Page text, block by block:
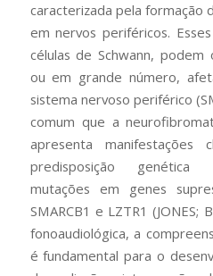
caracterizada pela formação
em nervos periféricos.
células de Schwann,
ou em grande número,
sistema nervoso periférico
comum que a
apresenta manifestações
predisposição genética
mutações em genes
SMARCB1 e LZTR1 (JONES;
fonoaudiológica, a
é fundamental para o